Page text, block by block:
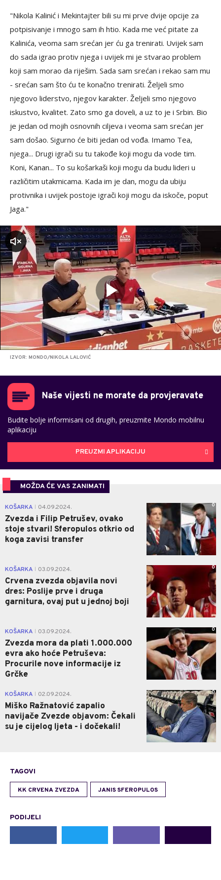
"Nikola Kalinić i Mekintajter bili su mi prve dvije opcije za
potpisivanje i mnogo sam ih htio. Kada me već pitate za
Kalinića, veoma sam srećan jer ću ga trenirati. Uvijek sam
do sada igrao protiv njega i uvijek mi je stvarao problem
koji sam morao da riješim. Sada sam srećan i rekao sam mu
- srećan sam što ću te konačno trenirati. Željeli smo
njegovo liderstvo, njegov karakter. Željeli smo njegovo
iskustvo, kvalitet. Zato smo ga doveli, a uz to je i Srbin. Bio
je jedan od mojih osnovnih ciljeva i veoma sam srećan jer
sam došao. Sigurno će biti jedan od vođa. Imamo Tea,
njega... Drugi igrači su tu takođe koji mogu da vode tim.
Koni, Kanan... To su košarkaši koji mogu da budu lideri u
različitim utakmicama. Kada im je dan, mogu da ubiju
protivnika i uvijek postoje igrači koji mogu da iskoče, poput
Jaga."
IZVOR: MONDO/NIKOLA LALOVIĆ
Naše vijesti ne morate da provjeravate
Budite bolje informisani od drugih, preuzmite Mondo mobilnu
aplikaciju
PREUZMI APLIKACIJU
MOŽDA ĆE VAS ZANIMATI
KOŠARKA 04.09.2024.
Zvezda i Filip Petrušev, ovako
stoje stvari! Sferopulos otkrio od
koga zavisi transfer
0
KOŠARKA 03.09.2024.
Crvena zvezda objavila novi
dres: Poslije prve i druga
garnitura, ovaj put u jednoj boji
0
KOŠARKA 03.09.2024.
Zvezda mora da plati 1.000.000
evra ako hoće Petruševa:
Procurile nove informacije iz
Grčke
0
KOŠARKA 02.09.2024.
Miško Ražnatović zapalio
navijače Zvezde objavom: Čekali
su je cijelog ljeta - i dočekali!
0
TAGOVI
KK CRVENA ZVEZDA JANIS SFEROPULOS
PODIJELI